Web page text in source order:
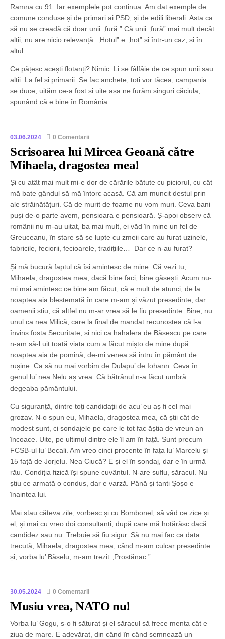
Ramna cu 91. Iar exemplele pot continua. Am dat exemple de
comune conduse și de primari ai PSD, și de edili liberali. Asta ca
să nu se creadă că doar unii „fură.” Că unii „fură” mai mult decât
alții, nu are nicio relevanță. „Hoțul” e „hoț” și într-un caz, și în
altul.
Ce pățesc acești flotanți? Nimic. Li se fâlfâie de ce spun unii sau
alții. La fel și primarii. Se fac anchete, toți vor tăcea, campania
se duce, uităm ce-a fost și uite așa ne furăm singuri căciula,
spunând că e bine în România.
03.06.2024 0 Comentarii
Scrisoarea lui Mircea Geoană către
Mihaela, dragostea mea!
Și cu atât mai mult mi-e dor de cărările bătute cu piciorul, cu cât
mă bate gândul să mă întorc acasă. Că am muncit destul prin
ale străinătățuri. Că de murit de foame nu vom muri. Ceva bani
puși de-o parte avem, pensioara e pensioară. Ș-apoi observ că
românii nu m-au uitat, ba mai mult, ei văd în mine un fel de
Greuceanu, în stare să se lupte cu zmeii care au furat uzinele,
fabricile, feciorii, fecioarele, tradițiile… Dar ce n-au furat?
Și mă bucură faptul că își amintesc de mine. Că vezi tu,
Mihaela, dragostea mea, dacă bine faci, bine găsești. Acum nu-
mi mai amintesc ce bine am făcut, că e mult de atunci, de la
noaptea aia blestemată în care m-am și văzut președinte, dar
oamenii știu, că altfel nu m-ar vrea să le fiu președinte. Bine, nu
unul ca nea Milică, care la final de mandat recunoștea că l-a
învins fosta Securitate, și nici ca hahalera de Băsescu pe care
n-am să-l uit toată viața cum a făcut mișto de mine după
noaptea aia de pomină, de-mi venea să intru în pământ de
rușine. Ca să nu mai vorbim de Dulapu’ de Iohann. Ceva în
genul lu’ nea Nelu aș vrea. Că bătrânul n-a făcut umbră
degeaba pământului.
Cu siguranță, dintre toți candidații de acu’ eu aș fi cel mai
grozav. N-o spun eu, Mihaela, dragostea mea, că știi cât de
modest sunt, ci sondajele pe care le tot fac ăștia de vreun an
încoace. Uite, pe ultimul dintre ele îl am în față. Sunt precum
FCSB-ul lu’ Becali. Am vreo cinci procente în fața lu’ Marcelu și
15 față de Jorjelu. Nea Ciucă? E și el în sondaj, dar e în urmă
rău. Condiția fizică își spune cuvântul. N-are suflu, săracul. Nu
știu ce armată o condus, dar e varză. Până și tanti Șoșo e
înaintea lui.
Mai stau câteva zile, vorbesc și cu Bombonel, să văd ce zice și
el, și mai cu vreo doi consultanți, după care mă hotărăsc dacă
candidez sau nu. Trebuie să fiu sigur. Să nu mai fac ca data
trecută, Mihaela, dragostea mea, când m-am culcar președinte
și, vorba lu’ Băselu, m-am trezit „Prostănac.”
30.05.2024 0 Comentarii
Musiu vrea, NATO nu!
Vorba lu’ Gogu, s-o fi săturat și el săracul să frece menta cât e
ziua de mare. E adevărat, din când în când semnează un